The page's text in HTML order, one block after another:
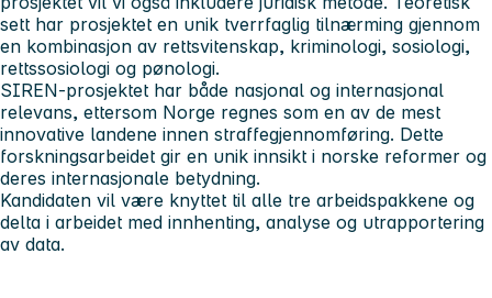
sett har prosjektet en unik tverrfaglig tilnærming gjennom
en kombinasjon av rettsvitenskap, kriminologi, sosiologi,
rettssosiologi og pønologi.
SIREN-prosjektet har både nasjonal og internasjonal
relevans, ettersom Norge regnes som en av de mest
innovative landene innen straffegjennomføring. Dette
forskningsarbeidet gir en unik innsikt i norske reformer og
deres internasjonale betydning.
Kandidaten vil være knyttet til alle tre arbeidspakkene og
delta i arbeidet med innhenting, analyse og utrapportering
av data.